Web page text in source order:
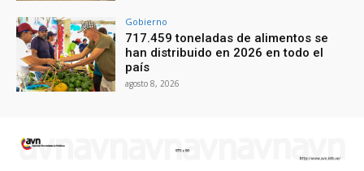
Gobierno
717.459 toneladas de alimentos se
han distribuido en 2026 en todo el
país
agosto 8, 2026